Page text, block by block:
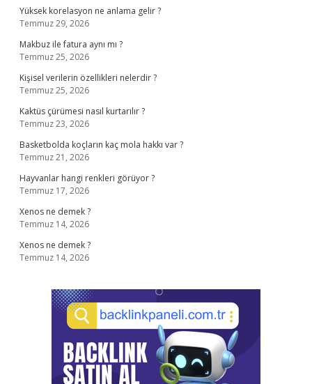
Yüksek korelasyon ne anlama gelir ?
Temmuz 29, 2026
Makbuz ile fatura aynı mı ?
Temmuz 25, 2026
Kişisel verilerin özellikleri nelerdir ?
Temmuz 25, 2026
Kaktüs çürümesi nasıl kurtarılır ?
Temmuz 23, 2026
Basketbolda koçların kaç mola hakkı var ?
Temmuz 21, 2026
Hayvanlar hangi renkleri görüyor ?
Temmuz 17, 2026
Xenos ne demek ?
Temmuz 14, 2026
Xenos ne demek ?
Temmuz 14, 2026